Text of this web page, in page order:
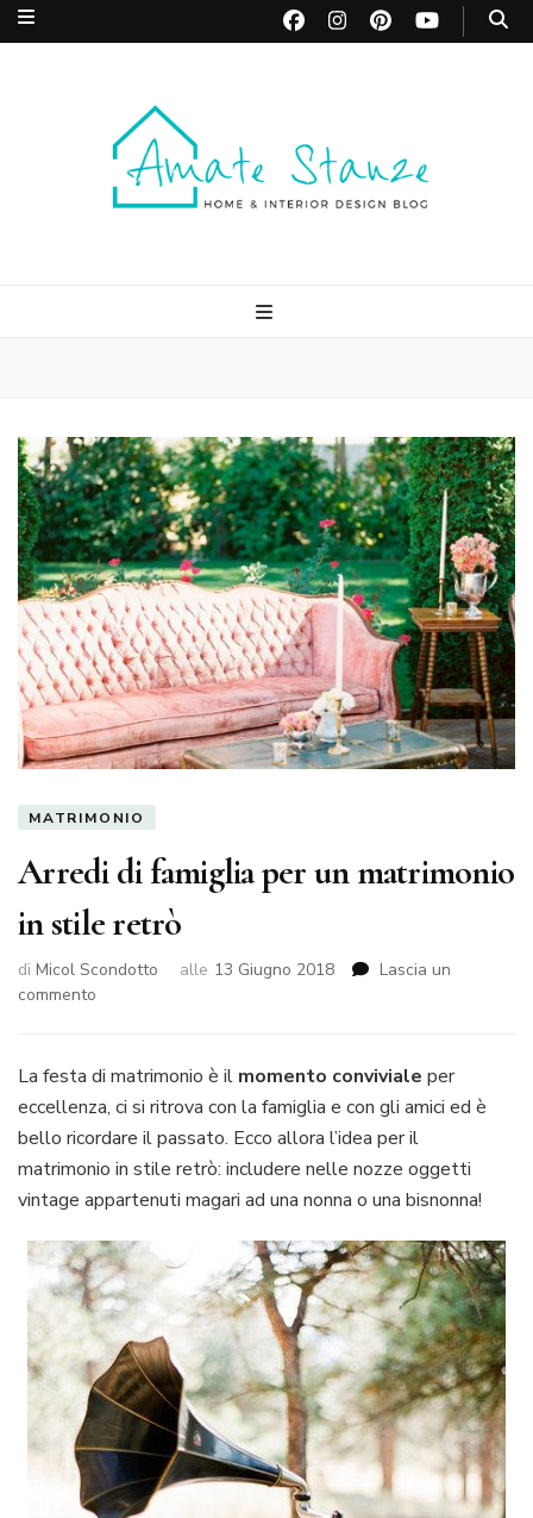
Blog
MATRIMONIO
Arredi di famiglia per un matrimonio
in stile retrò
di Micol Scondotto alle 13 Giugno 2018
Lascia un
commento
famiglia
un
matrimonio
in
stile
La festa di matrimonio è il momento conviviale per
eccellenza, ci si ritrova con la famiglia e con gli amici ed è
bello ricordare il passato. Ecco allora l’idea per il
matrimonio in stile retrò: includere nelle nozze oggetti
vintage appartenuti magari ad una nonna o una bisnonna!